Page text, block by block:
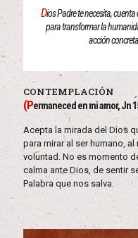
Dios Padre te necesita,
para transformar la
acción
CONTEMPLACIÓN
(Permaneced en mi amor, Jn
Acepta la mirada del Dios
para mirar al ser humano,
voluntad. No es momento
calma ante Dios, de sentir
Palabra que nos salva.